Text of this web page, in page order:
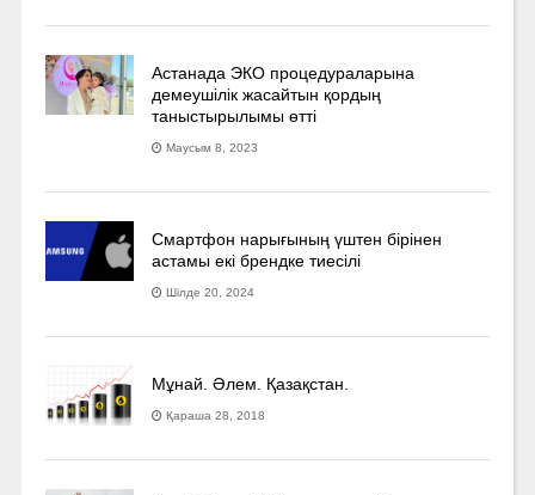
Астанада ЭКО процедураларына
демеушілік жасайтын қордың
таныстырылымы өтті
Маусым 8, 2023
Смартфон нарығының үштен бірінен
астамы екі брендке тиесілі
Шілде 20, 2024
Мұнай. Әлем. Қазақстан.
Қараша 28, 2018